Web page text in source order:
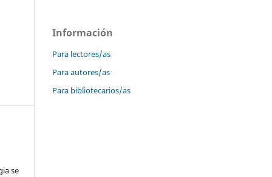
se
Información
Para lectores/as
Para autores/as
Para bibliotecarios/as